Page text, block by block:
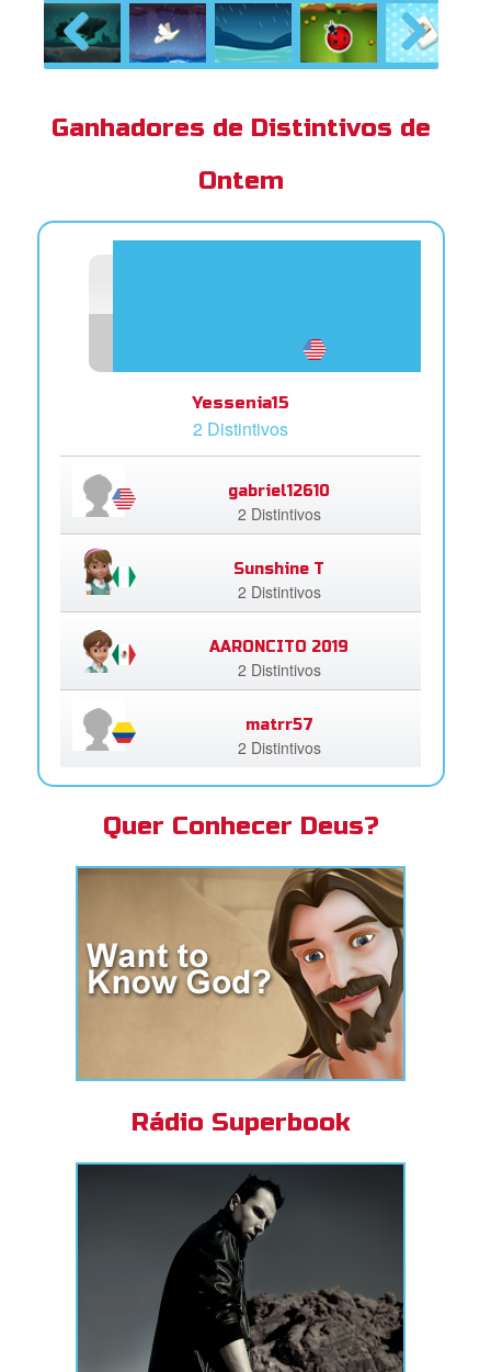
Previous Next
Ganhadores de Distintivos de
Ontem
Yessenia15
2 Distintivos
gabriel12610
2 Distintivos
Sunshine T
2 Distintivos
AARONCITO 2019
2 Distintivos
matrr57
2 Distintivos
Quer Conhecer Deus?
Rádio Superbook